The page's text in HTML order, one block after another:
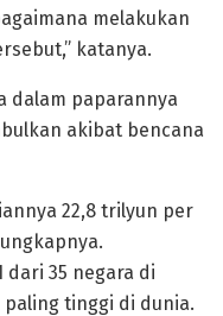
melakukan
katanya.
dalam paparannya
akibat bencana
22,8 trilyun per
dari 35 negara di
tinggi di dunia.